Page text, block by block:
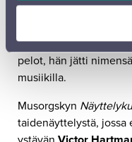
taloudellisiin
alkoholismiin, joka vei
vuotiaana. Vaikka
pelot, hän jätti
musiikilla.
Musorgskyn
taidenäyttelystä,